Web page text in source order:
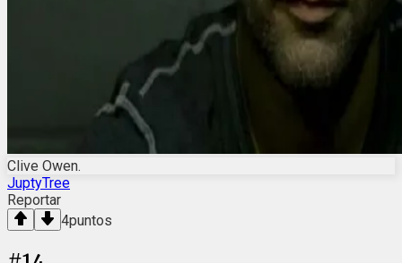
Clive Owen.
JuptyTree
Reportar
4puntos